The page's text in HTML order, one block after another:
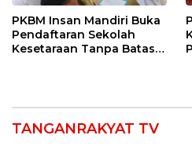
PKBM Insan Mandiri Buka
Pendaftaran Sekolah
Kesetaraan Tanpa Batas
TANGANRAKYAT TV